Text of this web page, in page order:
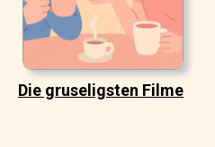
Die gruseligsten Filme